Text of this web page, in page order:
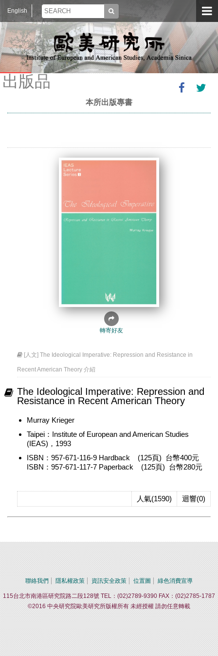
English
出版品
本所出版專書
轉寄好友
[人文] The Ideological Imperative: Repression and Resistance in
Recent American Theory 介紹
The Ideological Imperative: Repression and
Resistance in Recent American Theory
Murray Krieger
Taipei：Institute of European and American Studies
(IEAS)，1993
ISBN：957-671-116-9 Hardback (125頁) 台幣400元
ISBN：957-671-117-7 Paperback (125頁) 台幣280元
迴響(0)
人氣(1590)
聯絡我們 隱私權政策 資訊安全政策 位置圖 綠色消費宣導
115台北市南港區研究院路二段128號 TEL：(02)2789-9390 FAX：(02)2785-1787
©2016 中央研究院歐美研究所版權所有 未經授權 請勿任意轉載